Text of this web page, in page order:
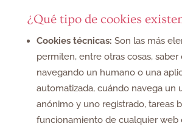
¿Qué tipo de cookies
Cookies técnicas: Son las más
permiten, entre otras cosas, saber
navegando un humano o una
automatizada, cuándo navega un
anónimo y uno registrado, tareas
funcionamiento de cualquier web